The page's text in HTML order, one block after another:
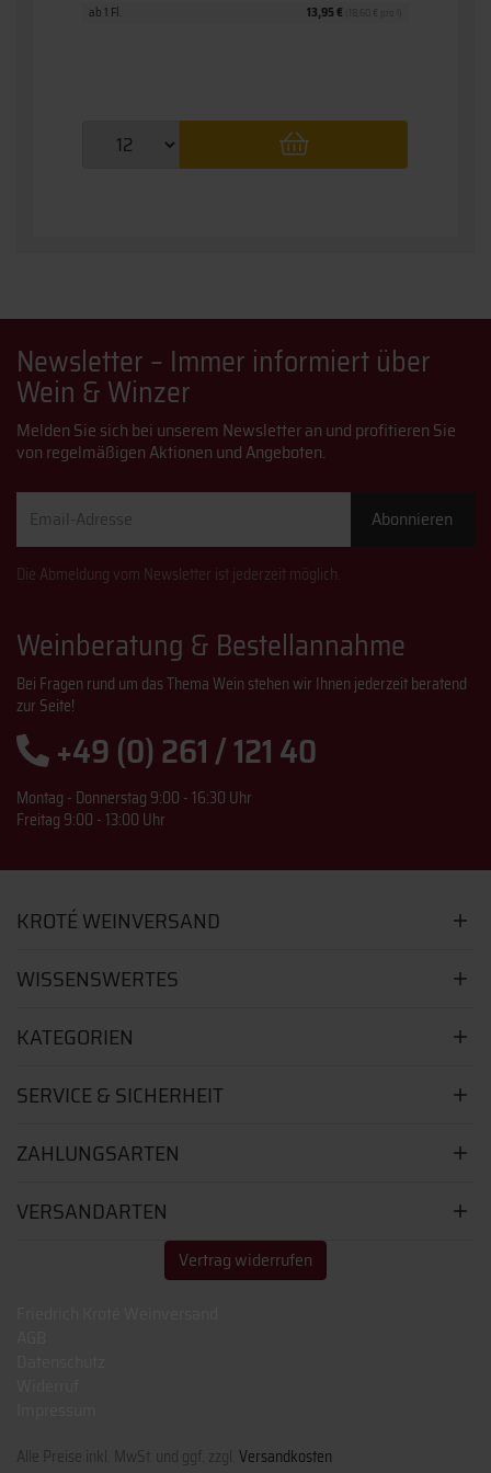
ab 1 Fl. 13,95 €
Newsletter – Immer informiert über
Wein & Winzer
Melden Sie sich bei unserem Newsletter an und profitieren Sie
von regelmäßigen Aktionen und Angeboten.
Adresse
Abonnieren
Die Abmeldung vom Newsletter ist jederzeit möglich.
Weinberatung & Bestellannahme
Bei Fragen rund um das Thema Wein stehen wir Ihnen jederzeit beratend
zur Seite!
+49 (0) 261 / 121 40
Montag - Donnerstag 9:00 - 16:30 Uhr
Freitag 9:00 - 13:00 Uhr
KROTÉ WEINVERSAND
WISSENSWERTES
KATEGORIEN
SERVICE & SICHERHEIT
ZAHLUNGSARTEN
VERSANDARTEN
Vertrag widerrufen
Versandkosten